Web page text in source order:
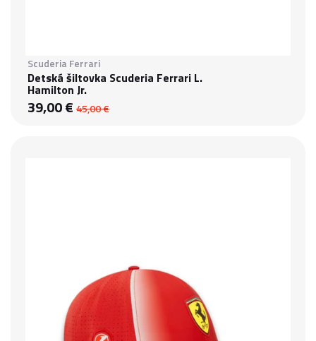
Scuderia Ferrari
Detská šiltovka Scuderia Ferrari L.
Hamilton Jr.
39,00 € 45,00 €